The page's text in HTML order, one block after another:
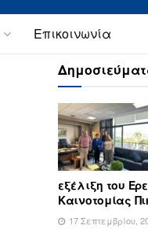
Επικοινωνία
εξέλιξη του
Καινοτομίας
17 Σεπτεμβρίου,